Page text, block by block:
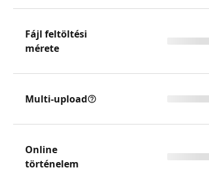
Fájl feltöltési
mérete
Multi-upload
Online
történelem